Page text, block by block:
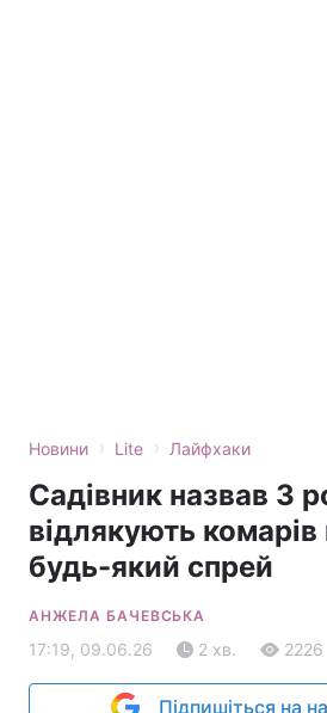
Новини › Lite › Лайфхаки
Садівник назвав 3
відлякують
будь-який спрей
АНЖЕЛА БАЧЕВСЬКА
17:19, 09.06.26 2 хв. 2226
Підпишіться на